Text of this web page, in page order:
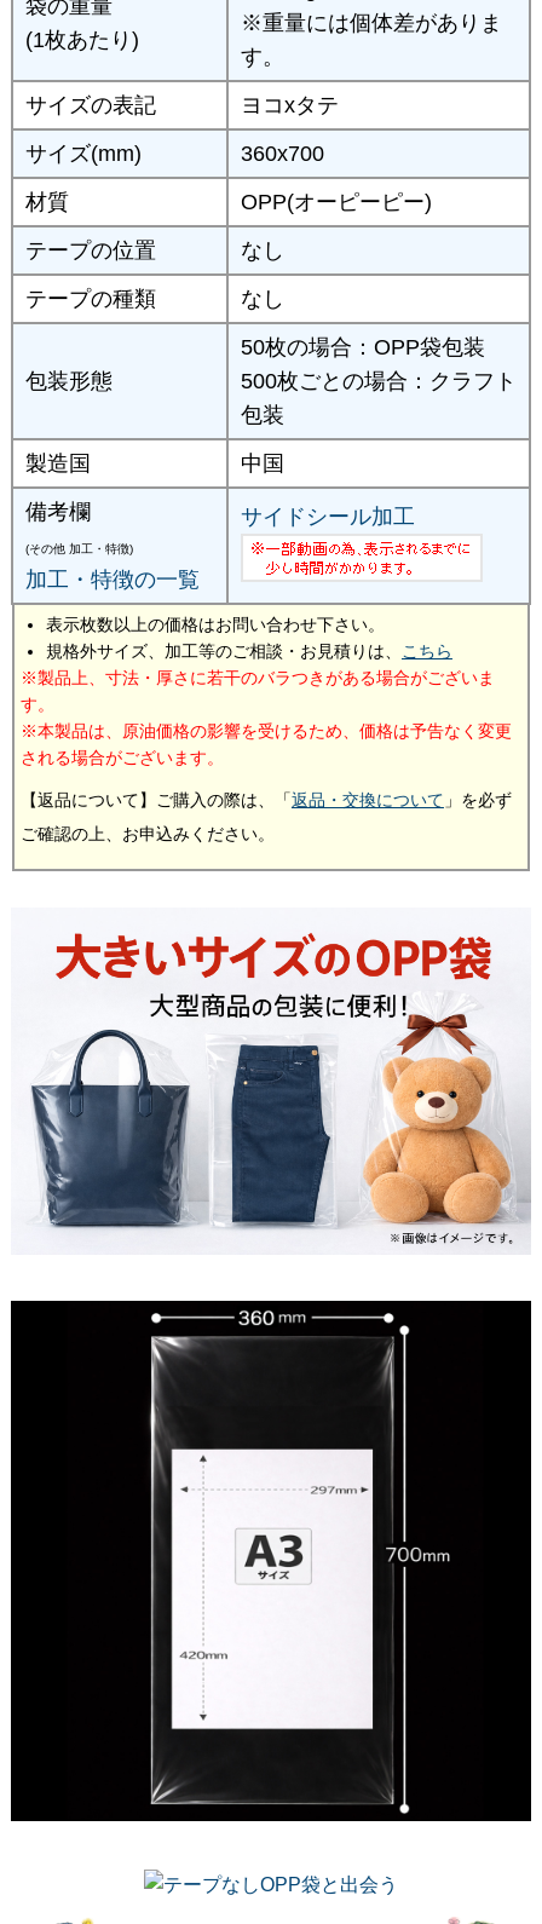
袋の重量
(1枚あたり)
※重量には個体差がありま
す。
サイズの表記
ヨコxタテ
サイズ(mm)
360x700
材質
OPP(オーピーピー)
テープの位置
なし
テープの種類
なし
包装形態
50枚の場合：OPP袋包装
500枚ごとの場合：クラフト
包装
製造国
中国
備考欄
(その他 加工・特徴)
加工・特徴の一覧
サイドシール加工
表示枚数以上の価格はお問い合わせ下さい。
規格外サイズ、加工等のご相談・お見積りは、 こちら
製品上、寸法・厚さに若干のバラつきがある場合がございま
す。
本製品は、原油価格の影響を受けるため、価格は予告なく変更
される場合がございます。
【返品について】ご購入の際は、「返品・交換について 」を必ず
ご確認の上、お申込みください。